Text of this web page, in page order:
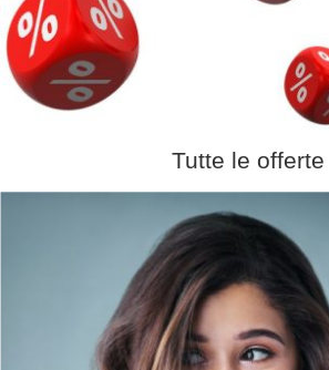
Tutte le offerte​